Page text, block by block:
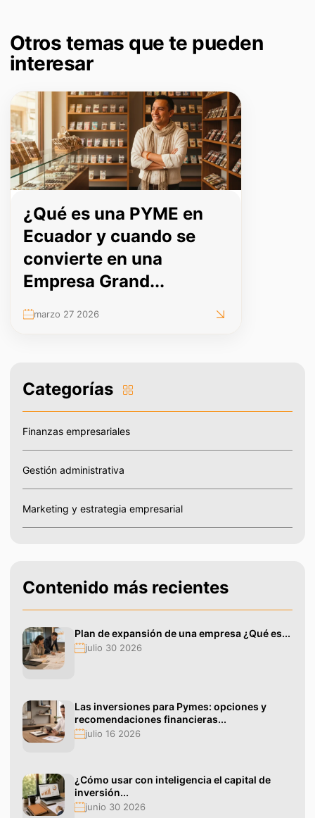
Categorías
Finanzas empresariales
Gestión administrativa
Marketing y estrategia empresarial
Contenido más recientes
Plan de expansión de una empresa ¿Qué es...
julio 30 2026
Las inversiones para Pymes: opciones y
recomendaciones financieras...
julio 16 2026
¿Cómo usar con inteligencia el capital de
inversión...
junio 30 2026
Otros temas que te pueden
interesar
¿Qué es una PYME en
Ecuador y cuando se
convierte en una
Empresa Grand...
marzo 27 2026